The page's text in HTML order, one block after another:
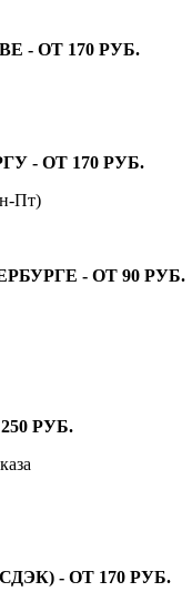
- ОТ 170 РУБ.
- ОТ 170 РУБ.
Пт)
- ОТ 90 РУБ.
РУБ.
- ОТ 170 РУБ.